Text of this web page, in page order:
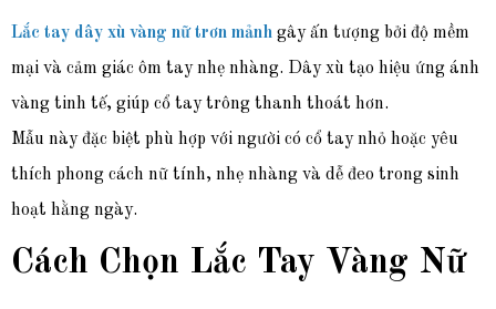
Lắc tay dây xù vàng nữ trơn mảnh gây ấn tượng bởi độ mềm
mại và cảm giác ôm tay nhẹ nhàng. Dây xù tạo hiệu ứng ánh
vàng tinh tế, giúp cổ tay trông thanh thoát hơn.
Mẫu này đặc biệt phù hợp với người có cổ tay nhỏ hoặc yêu
thích phong cách nữ tính, nhẹ nhàng và dễ đeo trong sinh
hoạt hằng ngày.
Cách Chọn Lắc Tay Vàng Nữ